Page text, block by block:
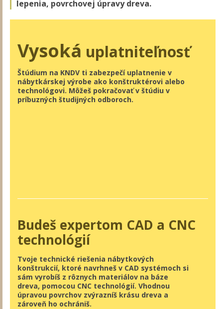
lepenia, povrchovej úpravy dreva.
Vysoká uplatniteľnosť
Štúdium na KNDV ti zabezpečí uplatnenie v
nábytkárskej výrobe ako konštruktérovi alebo
technológovi. Môžeš pokračovať v štúdiu v
príbuzných študijných odboroch.
Budeš expertom CAD a CNC
technológií
Tvoje technické riešenia nábytkových
konštrukcií, ktoré navrhneš v CAD systémoch si
sám vyrobíš z rôznych materiálov na báze
dreva, pomocou CNC technológií. Vhodnou
úpravou povrchov zvýrazníš krásu dreva a
zároveň ho ochrániš.